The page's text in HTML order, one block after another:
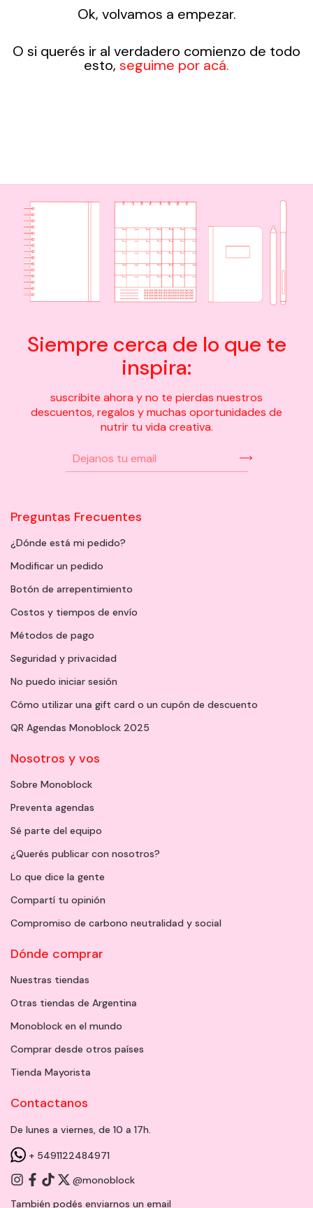
Ok, volvamos a empezar.
O si querés ir al verdadero comienzo de todo
esto, seguime por acá.
Siempre cerca de lo que te
inspira:
suscribite ahora y no te pierdas nuestros
descuentos, regalos y muchas oportunidades de
nutrir tu vida creativa.
Preguntas Frecuentes
¿Dónde está mi pedido?
Modificar un pedido
Botón de arrepentimiento
Costos y tiempos de envío
Métodos de pago
Seguridad y privacidad
No puedo iniciar sesión
Cómo utilizar una gift card o un cupón de descuento
QR Agendas Monoblock 2025
Nosotros y vos
Sobre Monoblock
Preventa agendas
Sé parte del equipo
¿Querés publicar con nosotros?
Lo que dice la gente
Compartí tu opinión
Compromiso de carbono neutralidad y social
Dónde comprar
Nuestras tiendas
Otras tiendas de Argentina
Monoblock en el mundo
Comprar desde otros países
Tienda Mayorista
Contactanos
De lunes a viernes, de 10 a 17h.
+ 5491122484971
@monoblock
También podés enviarnos un email